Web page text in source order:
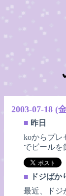
2003-07-18 (
■ 昨日
koからプレ
でビールを
■ ドジばか
最近、ドジ